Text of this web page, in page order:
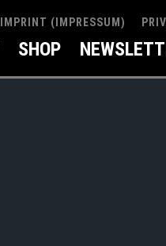
IMPRINT (IMPRESSUM)
SHOP